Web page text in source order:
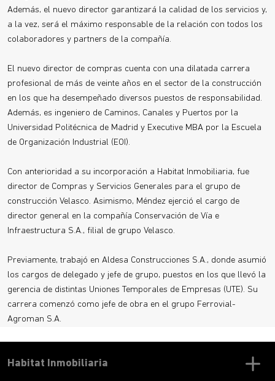
Además, el nuevo director garantizará la calidad de los servicios y,
a la vez, será el máximo responsable de la relación con todos los
colaboradores y partners de la compañía.
El nuevo director de compras cuenta con una dilatada carrera
profesional de más de veinte años en el sector de la construcción
en los que ha desempeñado diversos puestos de responsabilidad.
Además, es ingeniero de Caminos, Canales y Puertos por la
Universidad Politécnica de Madrid y Executive MBA por la Escuela
de Organización Industrial (EOI).
Con anterioridad a su incorporación a Habitat Inmobiliaria, fue
director de Compras y Servicios Generales para el grupo de
construcción Velasco. Asimismo, Méndez ejerció el cargo de
director general en la compañía Conservación de Vía e
Infraestructura S.A., filial de grupo Velasco.
Previamente, trabajó en Aldesa Construcciones S.A., donde asumió
los cargos de delegado y jefe de grupo, puestos en los que llevó la
gerencia de distintas Uniones Temporales de Empresas (UTE). Su
carrera comenzó como jefe de obra en el grupo Ferrovial-
Agroman S.A.
Habitat Inmobiliaria